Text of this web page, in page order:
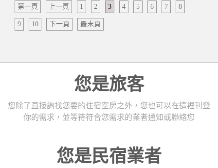
第一頁 上一頁 1 2 3 4 5 6 7 8
9 10 下一頁 最末頁
您是旅客
您除了直接詢找您要的住宿空房之外，您也可以在這裡刊登
你的需求，並等待符合您需求的業者通知或聯絡您
您是民宿業者